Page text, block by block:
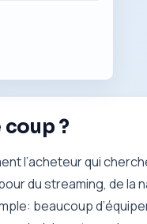
coup ?
l’acheteur qui
du streaming, de la
beaucoup